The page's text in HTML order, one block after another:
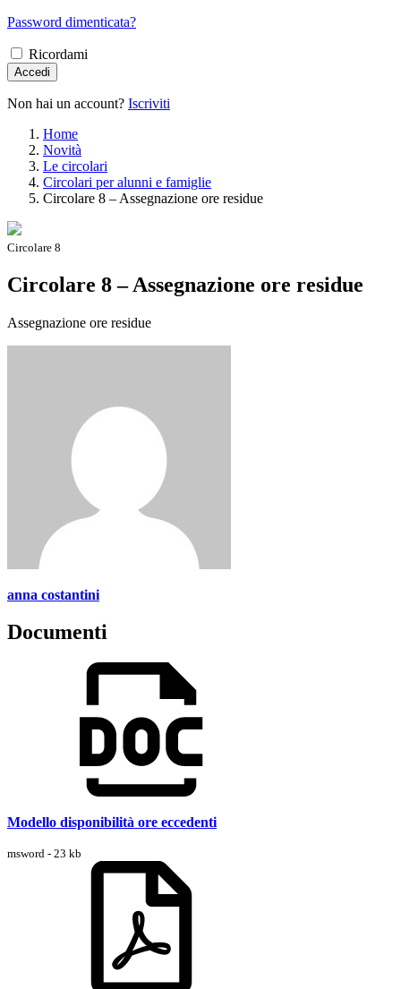
Password dimenticata?
Ricordami
Accedi
Non hai un account? Iscriviti
Home
Novità
Le circolari
Circolari per alunni e famiglie
Circolare 8 – Assegnazione ore residue
Circolare 8
Circolare 8 – Assegnazione ore residue
Assegnazione ore residue
anna costantini
Documenti
Modello disponibilità ore eccedenti
msword - 23 kb